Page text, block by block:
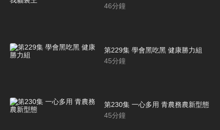
46分鐘
第229集 學會黑吃黑 健康勝力組
45分鐘
第230集 一心多用 青農務農新型態
45分鐘